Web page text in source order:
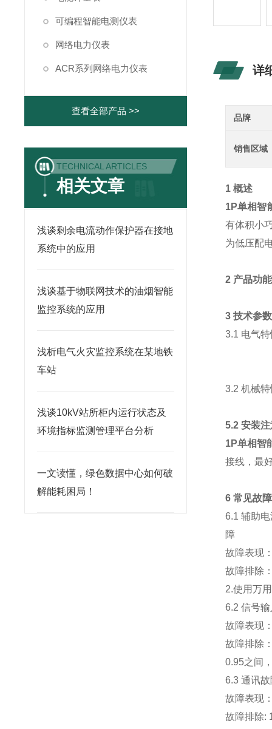
可编程智能电测仪表
网络电力仪表
ACR系列网络电力仪表
查看全部产品 >>
TECHNICAL ARTICLES
相关文章
浅谈剩余电流动作保护器在接地
系统中的应用
浅谈基于物联网技术的油烟智能
监控系统的应用
浅析电气火灾监控系统在某地铁
车站
浅谈10kV站所柜内运行状态及
环境指标监测管理平台分析
一文读懂，绿色数据中心如何破
解能耗困局！
详
品牌
销售区域
1 概述
1P单相智
有体积小
为低压配
2 产品功能
3 技术参数
3.1 电气
3.2 机械
5.2 安装
1P单相智
接线，最
6 常见故
6.1 辅助
障
故障表现
故障排除
2.使用万
6.2 信号
故障表现
故障排除
0.95之间
6.3 通讯
故障表现
故障排除: